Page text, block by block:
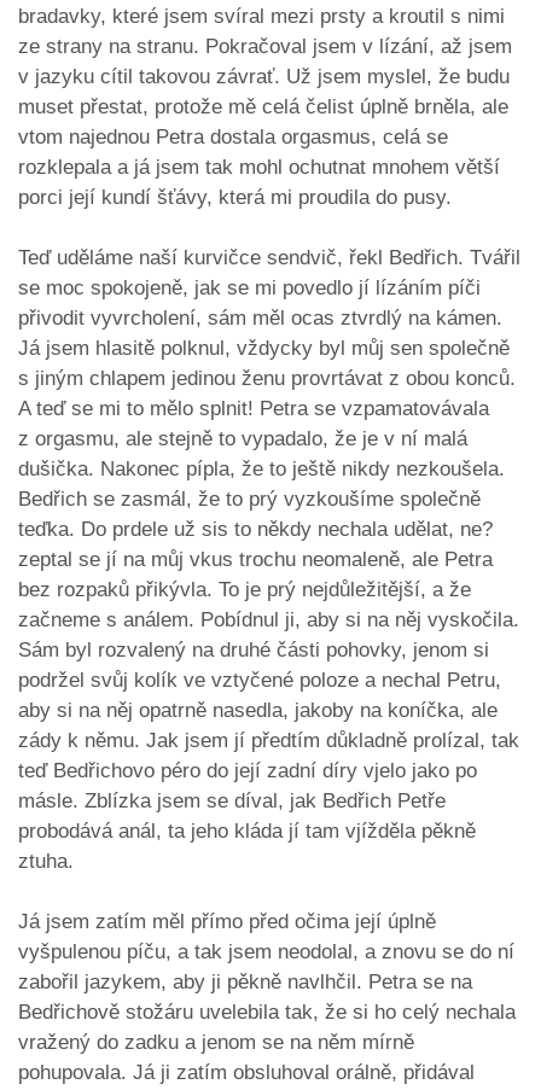
bradavky, které jsem svíral mezi prsty a kroutil s nimi
ze strany na stranu. Pokračoval jsem v lízání, až jsem
v jazyku cítil takovou závrať. Už jsem myslel, že budu
muset přestat, protože mě celá čelist úplně brněla, ale
vtom najednou Petra dostala orgasmus, celá se
rozklepala a já jsem tak mohl ochutnat mnohem větší
porci její kundí šťávy, která mi proudila do pusy.
Teď uděláme naší kurvičce sendvič, řekl Bedřich. Tvářil
se moc spokojeně, jak se mi povedlo jí lízáním píči
přivodit vyvrcholení, sám měl ocas ztvrdlý na kámen.
Já jsem hlasitě polknul, vždycky byl můj sen společně
s jiným chlapem jedinou ženu provrtávat z obou konců.
A teď se mi to mělo splnit! Petra se vzpamatovávala
z orgasmu, ale stejně to vypadalo, že je v ní malá
dušička. Nakonec pípla, že to ještě nikdy nezkoušela.
Bedřich se zasmál, že to prý vyzkoušíme společně
teďka. Do prdele už sis to někdy nechala udělat, ne?
zeptal se jí na můj vkus trochu neomaleně, ale Petra
bez rozpaků přikývla. To je prý nejdůležitější, a že
začneme s análem. Pobídnul ji, aby si na něj vyskočila.
Sám byl rozvalený na druhé části pohovky, jenom si
podržel svůj kolík ve vztyčené poloze a nechal Petru,
aby si na něj opatrně nasedla, jakoby na koníčka, ale
zády k němu. Jak jsem jí předtím důkladně prolízal, tak
teď Bedřichovo péro do její zadní díry vjelo jako po
másle. Zblízka jsem se díval, jak Bedřich Petře
probodává anál, ta jeho kláda jí tam vjížděla pěkně
ztuha.
Já jsem zatím měl přímo před očima její úplně
vyšpulenou píču, a tak jsem neodolal, a znovu se do ní
zabořil jazykem, aby ji pěkně navlhčil. Petra se na
Bedřichově stožáru uvelebila tak, že si ho celý nechala
vražený do zadku a jenom se na něm mírně
pohupovala. Já ji zatím obsluhoval orálně, přidával